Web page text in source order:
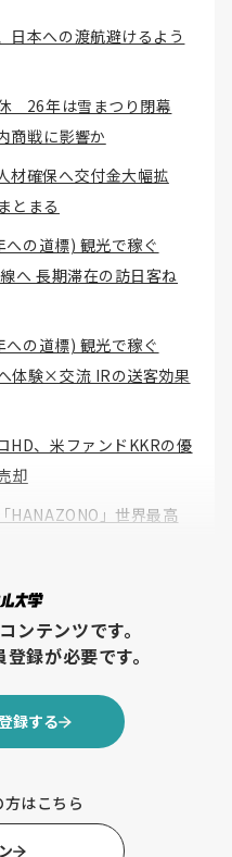
ンテンツです。
録が必要です。
録する
はこちら
日本への渡航避けるよう
26年は雪まつり閉幕
戦に影響か
材確保へ交付金大幅拡
とまる
への道標) 観光で稼ぐ
へ 長期滞在の訪日客ね
への道標) 観光で稼ぐ
体験×交流 IRの送客効果
HD、米ファンドKKRの優
却
HANAZONO」世界最高
金学長、海外学生獲得
効果高めたい」
管航空基地
のミシュラン】
京」、静岡「おちあい